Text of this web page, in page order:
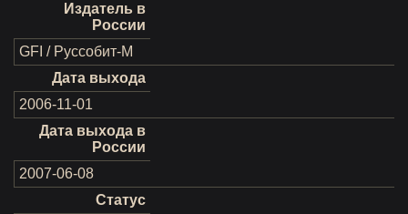
Издатель в
России
GFI / Руссобит-М
Дата выхода
2006-11-01
Дата выхода в
России
2007-06-08
Статус